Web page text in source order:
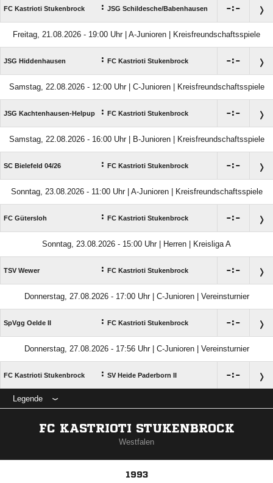
FC Kastrioti Stukenbrock : JSG Schildesche/​Babenhausen :
Freitag, 21.08.2026 - 19:00 Uhr | A-Junioren | Kreisfreundschaftsspiele
JSG Hiddenhausen : FC Kastrioti Stukenbrock :
Samstag, 22.08.2026 - 12:00 Uhr | C-Junioren | Kreisfreundschaftsspiele
JSG Kachtenhausen-Helpup : FC Kastrioti Stukenbrock :
Samstag, 22.08.2026 - 16:00 Uhr | B-Junioren | Kreisfreundschaftsspiele
SC Bielefeld 04/​26 : FC Kastrioti Stukenbrock :
Sonntag, 23.08.2026 - 11:00 Uhr | A-Junioren | Kreisfreundschaftsspiele
FC Gütersloh : FC Kastrioti Stukenbrock :
Sonntag, 23.08.2026 - 15:00 Uhr | Herren | Kreisliga A
TSV Wewer : FC Kastrioti Stukenbrock :
Donnerstag, 27.08.2026 - 17:00 Uhr | C-Junioren | Vereinsturnier
SpVgg Oelde II : FC Kastrioti Stukenbrock :
Donnerstag, 27.08.2026 - 17:56 Uhr | C-Junioren | Vereinsturnier
FC Kastrioti Stukenbrock : SV Heide Paderborn II :
Legende
FC KASTRIOTI STUKENBROCK
Westfalen
1993